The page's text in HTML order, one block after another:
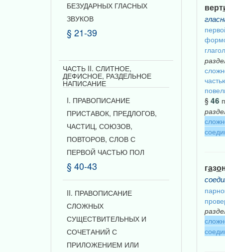
БЕЗУДАРНЫХ ГЛАСНЫХ
ЗВУКОВ
§ 21-39
ЧАСТЬ II. СЛИТНОЕ,
ДЕФИСНОЕ, РАЗДЕЛЬНОЕ
НАПИСАНИЕ
I. ПРАВОПИСАНИЕ
ПРИСТАВОК, ПРЕДЛОГОВ,
ЧАСТИЦ, СОЮЗОВ,
ПОВТОРОВ, СЛОВ С
ПЕРВОЙ ЧАСТЬЮ ПОЛ
§ 40-43
II. ПРАВОПИСАНИЕ
СЛОЖНЫХ
СУЩЕСТВИТЕЛЬНЫХ И
СОЧЕТАНИЙ С
ПРИЛОЖЕНИЕМ ИЛИ
верт
§ 46
газо